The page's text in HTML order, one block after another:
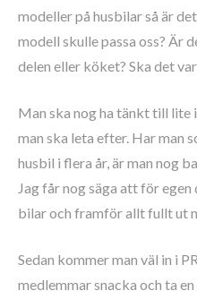
modeller på husbilar så är
modell skulle passa oss? Är
delen eller köket? Ska det
Man ska nog ha tänkt till lite
man ska leta efter. Har man
husbil i flera år, är man nog
Jag får nog säga att för
bilar och framför allt fullt ut
Sedan kommer man väl in i
medlemmar snacka och ta